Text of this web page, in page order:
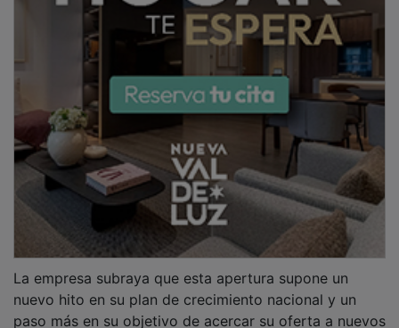
familiar y, según los datos facilitados por la compañía,
cuenta actualmente con
más de 120 restaurantes en
España
y presencia internacional en Andorra
. La firma
suma además más de2.000 empleadosen su red.
PUBLICIDAD